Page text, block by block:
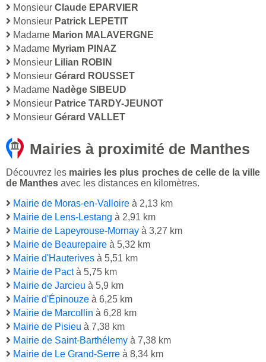
Monsieur Claude EPARVIER
Monsieur Patrick LEPETIT
Madame Marion MALAVERGNE
Madame Myriam PINAZ
Monsieur Lilian ROBIN
Monsieur Gérard ROUSSET
Madame Nadège SIBEUD
Monsieur Patrice TARDY-JEUNOT
Monsieur Gérard VALLET
Mairies à proximité de Manthes
Découvrez les mairies les plus proches de celle de la ville
de Manthes avec les distances en kilomètres.
Mairie de Moras-en-Valloire à 2,13 km
Mairie de Lens-Lestang à 2,91 km
Mairie de Lapeyrouse-Mornay à 3,27 km
Mairie de Beaurepaire à 5,32 km
Mairie d'Hauterives à 5,51 km
Mairie de Pactà 5,75 km
Mairie de Jarcieu à 5,9 km
Mairie d'Épinouze à 6,25 km
Mairie de Marcollin à 6,28 km
Mairie de Pisieu à 7,38 km
Mairie de Saint-Barthélemy à 7,38 km
Mairie de Le Grand-Serre à 8,34 km